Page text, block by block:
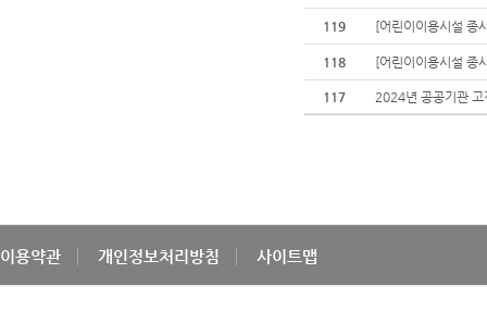
119 [어린이이용시설 종
118 [어린이이용시설 종
117 2024년 공공기관 고
이용약관 개인정보처리방침 사이트맵